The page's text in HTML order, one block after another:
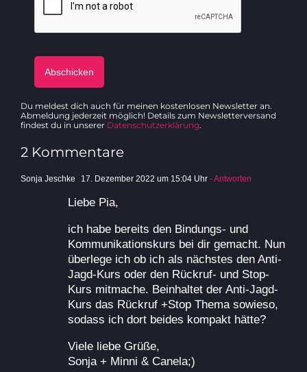
Abschicken
Du meldest dich auch für meinen kostenlosen Newsletter an.
Abmeldung jederzeit möglich! Details zum Newsletterversand
findest du in unserer Datenschutzerklärung.
2 Kommentare
Sonja Jeschke 17. Dezember 2022 um 15:04 Uhr - Antworten
Liebe Pia,
ich habe bereits den Bindungs- und
Kommunikationskurs bei dir gemacht. Nun
überlege ich ob ich als nächstes den Anti-
Jagd-Kurs oder den Rückruf- und Stop-
Kurs mitmache. Beinhaltet der Anti-Jagd-
Kurs das Rückruf +Stop Thema sowieso,
sodass ich dort beides kompakt hätte?
Viele liebe Grüße,
Sonja + Minni & Canela;)